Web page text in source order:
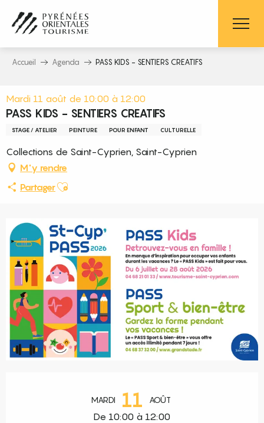
contenu
principal
Accueil Agenda PASS KIDS - SENTIERS CREATIFS
Mardi 11 août de 10:00 à 12:00
PASS KIDS - SENTIERS CREATIFS
STAGE / ATELIER PEINTURE POUR ENFANT CULTURELLE
Collections de Saint-Cyprien, Saint-Cyprien
M'y rendre
PartagerAjouter aux favoris
MARDI 11 AOÛT
De 10:00 à 12:00